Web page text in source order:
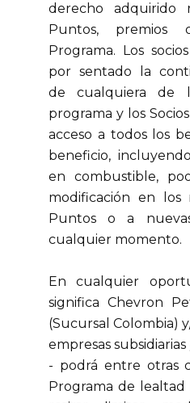
derecho adquirido
Puntos, premios
Programa. Los
por sentado la
de cualquiera de
programa y los
acceso a todos los
beneficio,
en combustible,
modificación en los
Puntos o a
cualquier momento.
En cualquier
significa Chevron
(Sucursal Colombia)
empresas
- podrá entre otras
Programa de lealtad